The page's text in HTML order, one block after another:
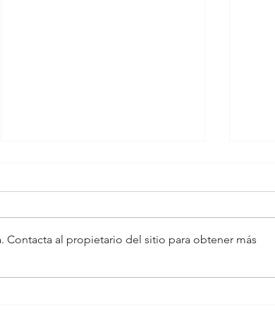
Contacta al propietario del sitio para obtener más